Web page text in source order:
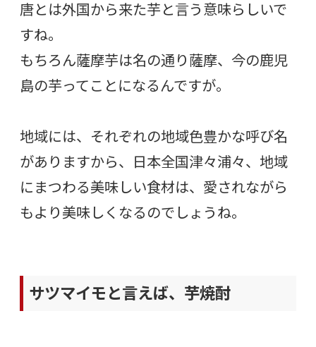
唐とは外国から来た芋と言う意味らしいで
すね。
もちろん薩摩芋は名の通り薩摩、今の鹿児
島の芋ってことになるんですが。
地域には、それぞれの地域色豊かな呼び名
がありますから、日本全国津々浦々、地域
にまつわる美味しい食材は、愛されながら
もより美味しくなるのでしょうね。
サツマイモと言えば、芋焼酎